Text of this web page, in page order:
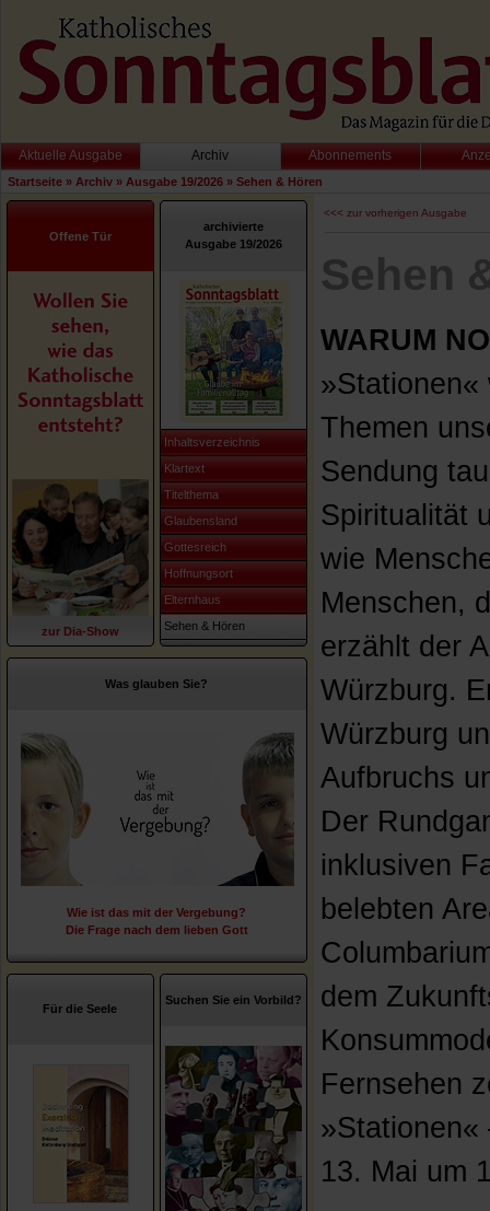
Aktuelle Ausgabe Archiv Abonnements
Startseite » Archiv » Ausgabe 19/2026 » Sehen & Hören
Offene Tür
zur Dia-Show
archivierte
Ausgabe 19/2026
Inhaltsverzeichnis
Klartext
Titelthema
Glaubensland
Gottesreich
Hoffnungsort
Elternhaus
Sehen & Hören
Was glauben Sie?
Wie ist das mit der Vergebung?
Die Frage nach dem lieben Gott
Für die Seele
Suchen Sie ein Vorbild?
<<< zur vorherigen Ausgabe
Sehen
WARUM
»Stationen«
Themen
Sendung
Spiritualität
wie
Menschen,
erzählt der
Würzburg.
Würzburg
Aufbruchs
Der
inklusiven
belebten
dem
Fernsehen
»Stationen«
13. Mai um